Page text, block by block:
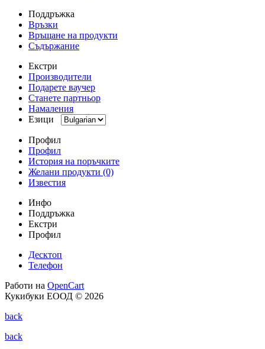
Поддръжка
Връзки
Връщане на продукти
Съдържание
Екстри
Производители
Подарете ваучер
Станете партньор
Намаления
Езици
Профил
Профил
История на поръчките
Желани продукти (0)
Известия
Инфо
Поддръжка
Екстри
Профил
Десктоп
Телефон
Работи на OpenCart
Кукибуки ЕООД © 2026
back
back